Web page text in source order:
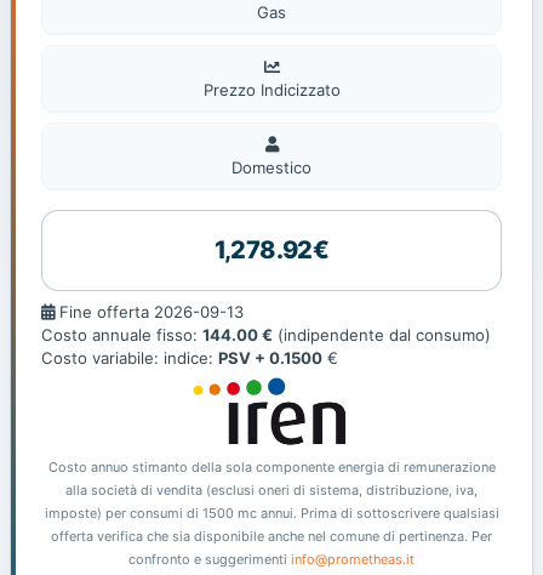
Gas
Prezzo Indicizzato
Domestico
Domestico
1,278.92€
Fine
offerta
Fine offerta 2026-09-13
Costo annuale fisso: 144.00 € (indipendente dal consumo)
Costo variabile: indice: PSV + 0.1500 €
Costo annuo stimanto della sola componente energia di remunerazione
alla società di vendita (esclusi oneri di sistema, distribuzione, iva,
imposte) per consumi di 1500 mc annui. Prima di sottoscrivere qualsiasi
offerta verifica che sia disponibile anche nel comune di pertinenza. Per
confronto e suggerimenti info@prometheas.it